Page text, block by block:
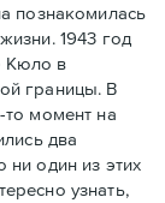
познакомилась
1943 год
Кюло в
границы. В
момент на
два
один из этих
узнать,